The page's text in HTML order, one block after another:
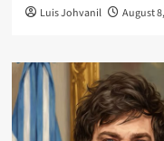
Luis Johvanil August